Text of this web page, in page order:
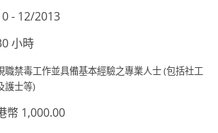
- 12/2013
小時
職禁毒工作並具備基本經驗之專業人士 (包括社工
護士等)
幣 1,000.00